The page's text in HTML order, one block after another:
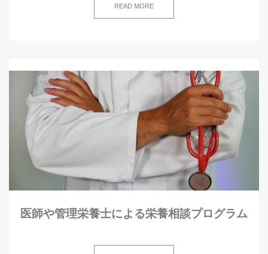
READ MORE
医師や管理栄養士による栄養相談プログラム